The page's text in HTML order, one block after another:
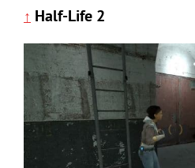
↑ Half-Life 2